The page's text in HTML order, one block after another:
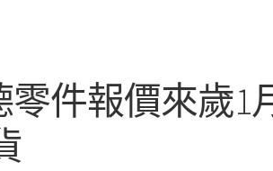
零件報價來歲